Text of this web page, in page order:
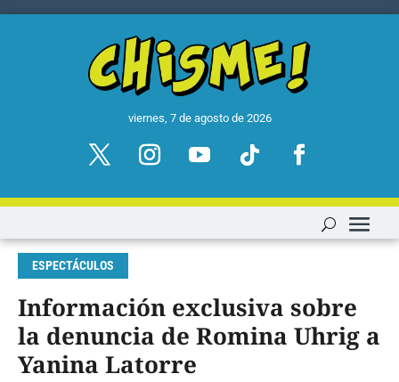
viernes, 7 de agosto de 2026
ESPECTÁCULOS
Información exclusiva sobre
la denuncia de Romina Uhrig a
Yanina Latorre